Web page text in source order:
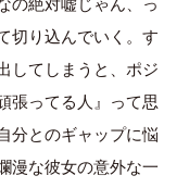
切り込んでいく。す
してしまうと、ポジ
張ってる人』って思
分とのギャップに悩
漫な彼女の意外な一